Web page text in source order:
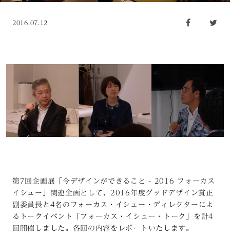
2016.07.12
第7回企画展「今デザインができること - 2016 フォーカス
イシュー」関連企画として、2016年度グッドデザイン賞正
副委員長と4名のフォーカス・イシュー・ディレクターによ
るトークイベント「フォーカス・イシュー・トーク」を計4
回開催しました。各回の内容をレポートいたします。